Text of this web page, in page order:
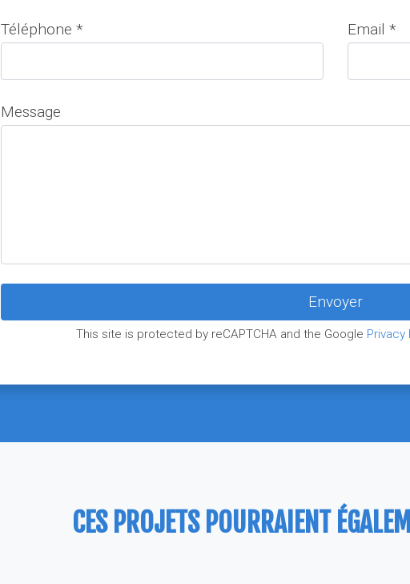
Téléphone * Email *
Message
This site is protected by reCAPTCHA and the Google Privacy
CES PROJETS POURRAIENT